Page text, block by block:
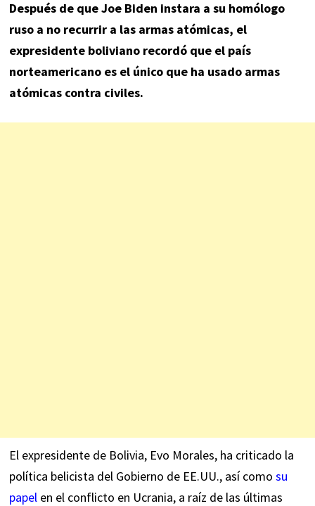
Después de que Joe Biden instara a su homólogo
ruso a no recurrir a las armas atómicas, el
expresidente boliviano recordó que el país
norteamericano es el único que ha usado armas
atómicas contra civiles.
El expresidente de Bolivia, Evo Morales, ha criticado la
política belicista del Gobierno de EE.UU., así como su
papel en el conflicto en Ucrania, a raíz de las últimas